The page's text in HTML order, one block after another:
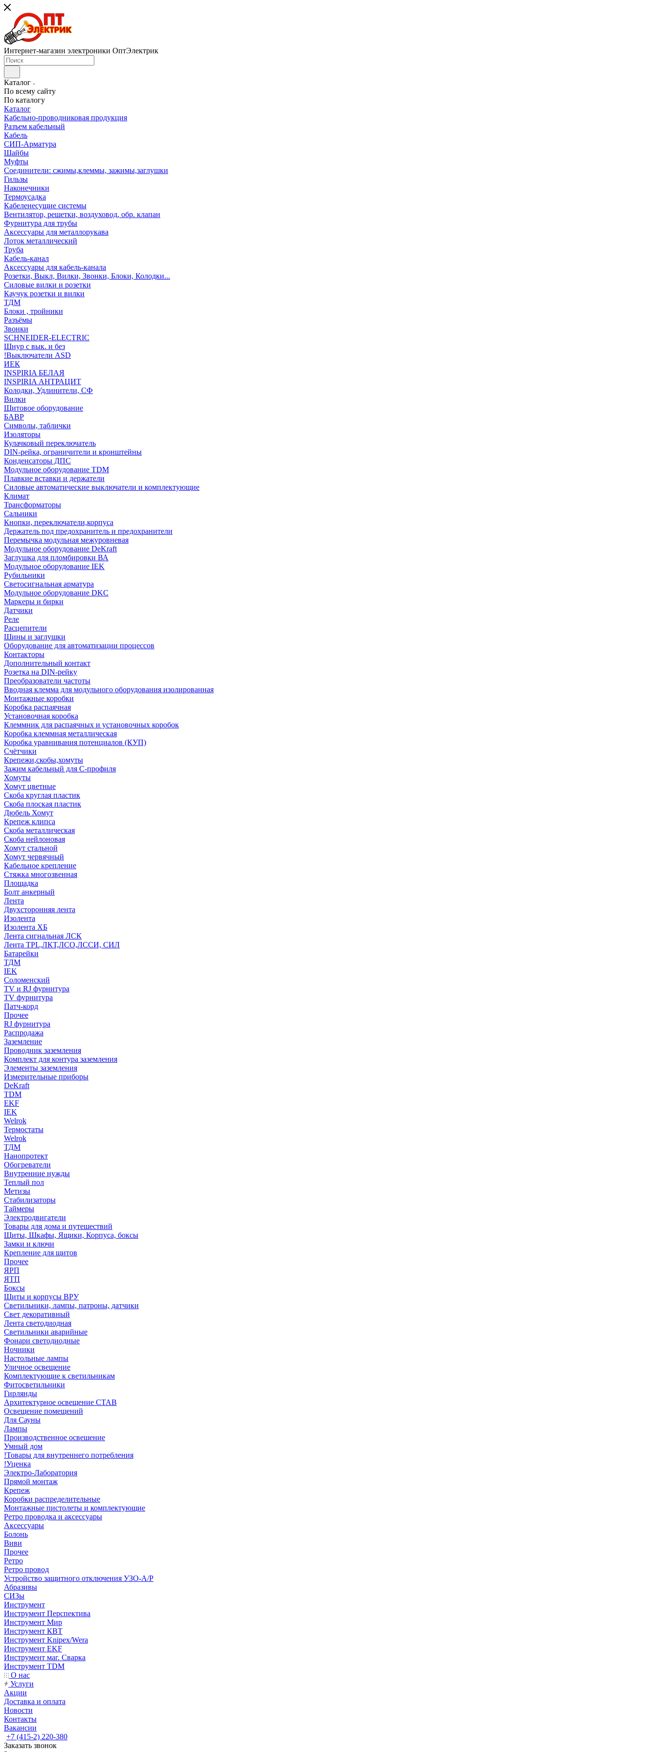
Интернет-магазин электроники ОптЭлектрик
Каталог
По всему сайту
По каталогу
Каталог
Кабельно-проводниковая продукция
Разъем кабельный
Кабель
СИП-Арматура
Шайбы
Муфты
Соединители: сжимы,клеммы, зажимы,заглушки
Гильзы
Наконечники
Термоусадка
Кабеленесущие системы
Вентилятор, решетки, воздуховод, обр. клапан
Фурнитура для трубы
Аксессуары для металлорукава
Лоток металлический
Труба
Кабель-канал
Аксессуары для кабель-канала
Розетки, Выкл, Вилки, Звонки, Блоки, Колодки...
Силовые вилки и розетки
Каучук розетки и вилки
ТДМ
Блоки , тройники
Разъёмы
Звонки
SCHNEIDER-ELECTRIC
Шнур с вык. и без
!Выключатели ASD
ИЕК
INSPIRIA БЕЛАЯ
INSPIRIA АНТРАЦИТ
Колодки, Удлинители, СФ
Вилки
Щитовое оборудование
БАВР
Символы, таблички
Изоляторы
Кулачковый переключатель
DIN-рейка, ограничители и кронштейны
Конденсаторы ДПС
Модульное оборудование TDM
Плавкие вставки и держатели
Силовые автоматические выключатели и комплектующие
Климат
Трансформаторы
Сальники
Кнопки, переключатели,корпуса
Держатель под предохранитель и предохранители
Перемычка модульная межуровневая
Модульное оборудование DeKraft
Заглушка для пломбировки ВА
Модульное оборудование IEK
Рубильники
Светосигнальная арматура
Модульное оборудование DKC
Маркеры и бирки
Датчики
Реле
Расцепители
Шины и заглушки
Оборудование для автоматизации процессов
Контакторы
Дополнительный контакт
Розетка на DIN-рейку
Преобразователи частоты
Вводная клемма для модульного оборудования изолированная
Монтажные коробки
Коробка распаячная
Установочная коробка
Клеммник для распаячных и установочных коробок
Коробка клеммная металлическая
Коробка уравнивания потенциалов (КУП)
Счётчики
Крепежи,скобы,хомуты
Зажим кабельный для С-профиля
Хомуты
Хомут цветные
Скоба круглая пластик
Скоба плоская пластик
Дюбель Хомут
Крепеж клипса
Скоба металлическая
Скоба нейлоновая
Хомут стальной
Хомут червячный
Кабельное крепление
Стяжка многозвенная
Площадка
Болт анкерный
Лента
Двухсторонняя лента
Изолента
Изолента ХБ
Лента сигнальная ЛСК
Лента TPL,ЛКТ,ЛСО,ЛССИ, СИЛ
Батарейки
ТДМ
IEK
Соломенский
TV и RJ фурнитура
TV фурнитура
Патч-корд
Прочее
RJ фурнитура
Распродажа
Заземление
Проводник заземления
Комплект для контура заземления
Элементы заземления
Измерительные приборы
DeKraft
TDM
EKF
IEK
Welrok
Термостаты
Welrok
ТДМ
Нанопротект
Обогреватели
Внутренние нужды
Теплый пол
Метизы
Стабилизаторы
Таймеры
Электродвигатели
Товары для дома и путешествий
Щиты, Шкафы, Ящики, Корпуса, боксы
Замки и ключи
Крепление для щитов
Прочее
ЯРП
ЯТП
Боксы
Щиты и корпусы ВРУ
Светильники, лампы, патроны, датчики
Свет декоративный
Лента светодиодная
Светильники аварийные
Фонари светодиодные
Ночники
Настольные лампы
Уличное освещение
Комплектующие к светильникам
Фитосветильники
Гирлянды
Архитектурное освещение СТАВ
Освещение помещений
Для Сауны
Лампы
Производственное освешение
Умный дом
!Товары для внутреннего потребления
!Уценка
Электро-Лаборатория
Прямой монтаж
Крепеж
Коробки распределительные
Монтажные пистолеты и комплектующие
Ретро проводка и аксессуары
Аксессуары
Болонь
Виви
Прочее
Ретро
Ретро провод
Устройство защитного отключения УЗО-А/Р
Абразивы
СИЗы
Инструмент
Инструмент Перспектива
Инструмент Мир
Инструмент КВТ
Инструмент Knipex/Wera
Инструмент EKF
Инструмент маг. Сварка
Инструмент TDM
О нас
Услуги
Акции
Доставка и оплата
Новости
Контакты
Вакансии
+7 (415-2) 220-380
Заказать звонок